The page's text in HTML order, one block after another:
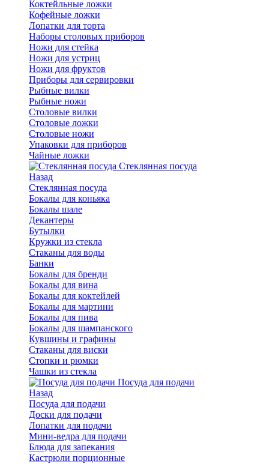
Коктейльные ложки
Кофейные ложки
Лопатки для торта
Наборы столовых приборов
Ножи для стейка
Ножи для устриц
Ножи для фруктов
Приборы для сервировки
Рыбные вилки
Рыбные ножи
Столовые вилки
Столовые ложки
Столовые ножи
Упаковки для приборов
Чайные ложки
Стеклянная посуда
Назад
Стеклянная посуда
Бокалы для коньяка
Бокалы шале
Декантеры
Бутылки
Кружки из стекла
Стаканы для воды
Банки
Бокалы для бренди
Бокалы для вина
Бокалы для коктейлей
Бокалы для мартини
Бокалы для пива
Бокалы для шампанского
Кувшины и графины
Стаканы для виски
Стопки и рюмки
Чашки из стекла
Посуда для подачи
Назад
Посуда для подачи
Доски для подачи
Лопатки для подачи
Мини-ведра для подачи
Блюда для запекания
Кастрюли порционные